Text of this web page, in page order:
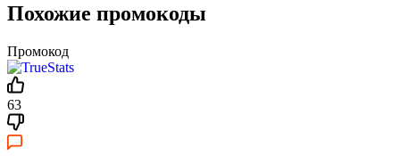
Похожие промокоды
Промокод
63